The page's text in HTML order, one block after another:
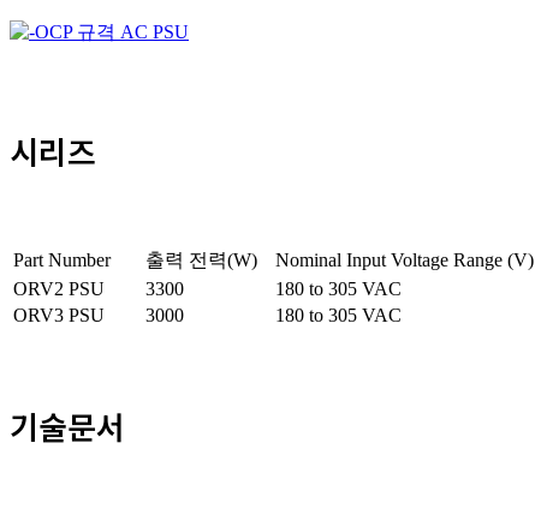
시리즈
Part Number 출력 전력(W) Nominal Input Voltage Range (V)
ORV2 PSU
3300 180 to 305 VAC
ORV3 PSU
3000 180 to 305 VAC
기술문서